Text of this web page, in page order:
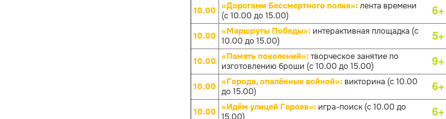
10.00 «Дорогами Бессмертного полка»: лента времени
(с 10.00 до 15.00)
6+
10.00 «Маршруты Победы»: интерактивная площадка (с
10.00 до 15.00)
5+
10.00 «Память поколений»: творческое занятие по
изготовлению броши (с 10.00 до 15.00)
9+
10.00 «Города, опалённые войной»: викторина (с 10.00
до 15.00)
6+
10.00 «Идём улицей Героев»: игра-поиск (с 10.00 до
15.00)
6+